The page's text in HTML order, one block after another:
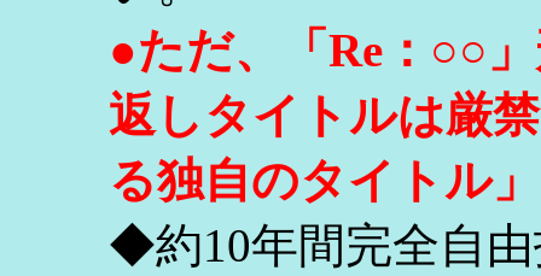
●ただ、「Re：○○
返しタイトルは厳
る独自のタイトル
◆約10年間完全自